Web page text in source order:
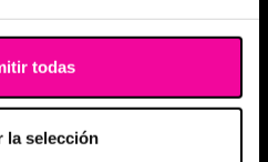
todas
la selección